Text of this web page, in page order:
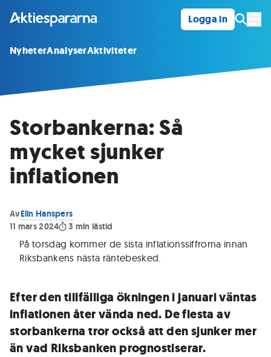
Logga in
NyheterAnalyserAktiviteter
Storbankerna: Så
mycket sjunker
inflationen
AvElin Hanspers
11 mars 2024
3 min lästid
På torsdag kommer de sista inflationssiffrorna innan
Riksbankens nästa räntebesked.
Efter den tillfälliga ökningen i januari väntas
inflationen åter vända ned. De flesta av
storbankerna tror också att den sjunker mer
än vad Riksbanken prognostiserar.